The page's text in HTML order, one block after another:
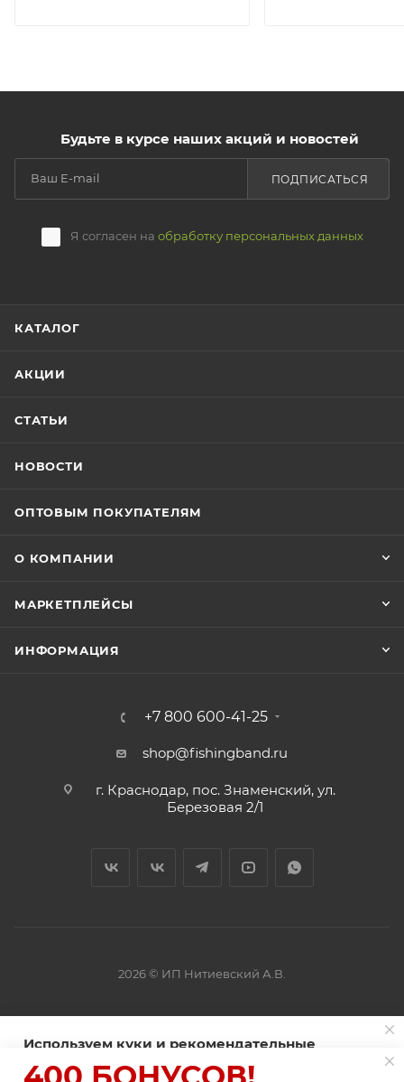
Будьте в курсе наших акций и новостей
Я согласен на обработку персональных данных
ПОДПИСАТЬСЯ
КАТАЛОГ
АКЦИИ
СТАТЬИ
НОВОСТИ
ОПТОВЫМ ПОКУПАТЕЛЯМ
О КОМПАНИИ
МАРКЕТПЛЕЙСЫ
ИНФОРМАЦИЯ
+7 800 600-41-25
shop@fishingband.ru
г. Краснодар, пос. Знаменский, ул.
Березовая 2/1
2026 © ИП Нитиевский А.В.
Используем куки и рекомендательные